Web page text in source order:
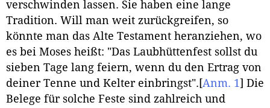
verschwinden lassen. Sie haben eine lange
Tradition. Will man weit zurückgreifen, so
könnte man das Alte Testament heranziehen, wo
es bei Moses heißt: "Das Laubhüttenfest sollst du
sieben Tage lang feiern, wenn du den Ertrag von
deiner Tenne und Kelter einbringst". [Anm. 1] Die
Belege für solche Feste sind zahlreich und